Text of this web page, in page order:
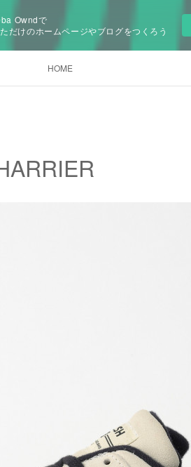
Owndで
だけのホームページやブログをつくろう
HOME